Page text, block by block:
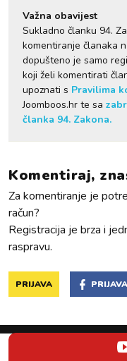
Važna obavijest
Sukladno članku 94.
komentiranje članaka
dopušteno je samo
koji želi komentirati
upoznati s Pravilima
Joomboos.hr te sa
članka 94. Zakona.
Komentiraj,
Za komentiranje je
račun?
Registracija je brza i
raspravu.
PRIJAVA PRIJAVA